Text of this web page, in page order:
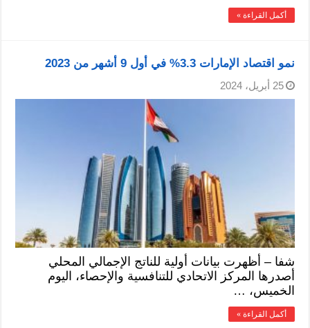
أكمل القراءة »
نمو اقتصاد الإمارات3.3‭ ‬% في أول 9 أشهر من 2023
25 أبريل، 2024
شفا – أظهرت بيانات أولية للناتج الإجمالي المحلي
أصدرها المركز الاتحادي للتنافسية والإحصاء، اليوم
الخميس، …
أكمل القراءة »